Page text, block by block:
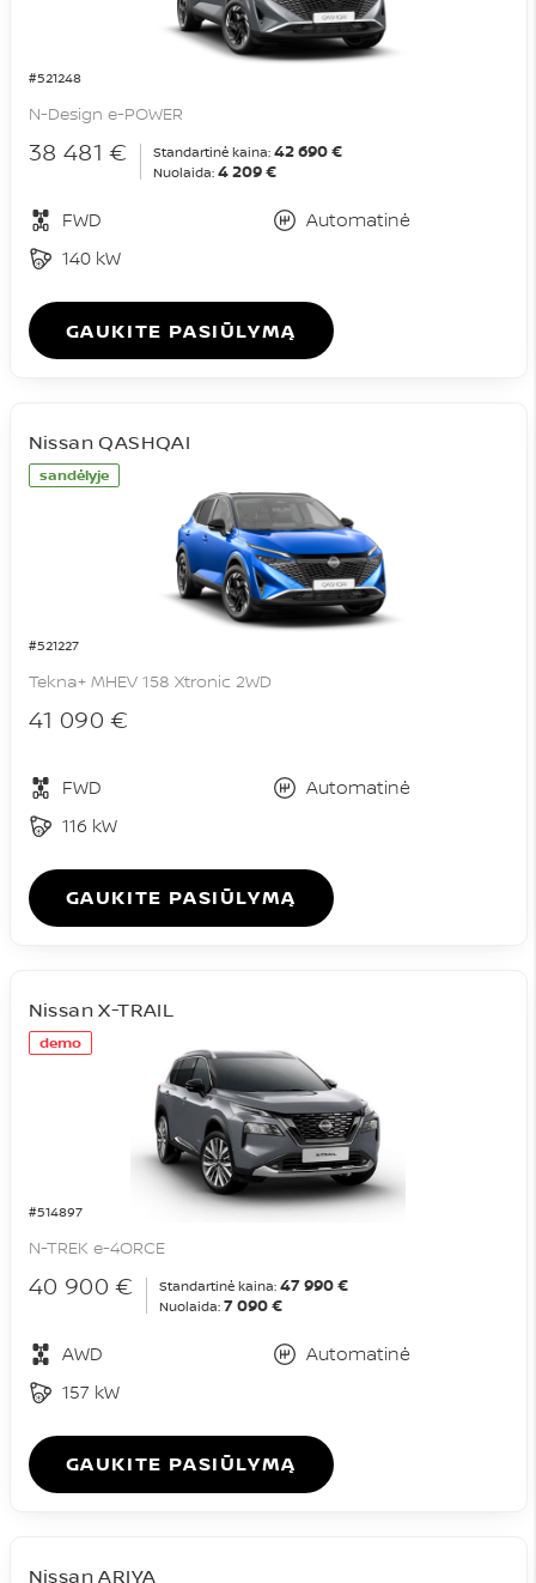
#521248
N-Design e-POWER
38 481 € Standartinė kaina: 42 690 €
Nuolaida: 4 209 €
FWD
Automatinė
140 kW
GAUKITE PASIŪLYMĄ
sandėlyje
#521227
Nissan QASHQAI
Tekna+ MHEV 158 Xtronic 2WD
41 090 €
FWD
Automatinė
116 kW
GAUKITE PASIŪLYMĄ
demo
#514897
Nissan X-TRAIL
N-TREK e-4ORCE
40 900 € Standartinė kaina: 47 990 €
Nuolaida: 7 090 €
AWD
Automatinė
157 kW
GAUKITE PASIŪLYMĄ
Nissan ARIYA